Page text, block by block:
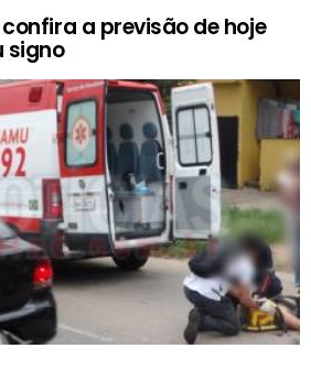
a previsão de hoje
signo